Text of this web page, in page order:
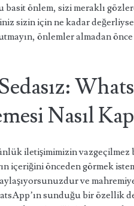
basit önlem, sizi meraklı
sizin için ne kadar
önlemler almadan
Nasıl
iletişimimizin vazgeçilmez
içeriğini önceden görmek
ve
sunduğu bir özellik